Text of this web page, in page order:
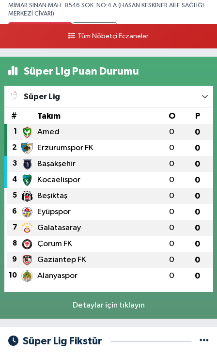
MİMAR SİNAN MAH. 8546 SOK. NO:4 A (HASAN KESKİNER AİLE SAĞLIĞI
MERKEZİ CİVARI)
Tüm Nöbetçi Eczaneler
Süper Lig Puan Durumu
Süper Lig
# Takım O P
1 Amed 0 0
2 Erzurumspor FK 0 0
3 Başakşehir 0 0
4 Kocaelispor 0 0
5 Beşiktaş 0 0
6 Eyüpspor 0 0
7 Galatasaray 0 0
8 Çorum FK 0 0
9 Gaziantep FK 0 0
10 Alanyaspor 0 0
Detaylar için tıklayın
Süper Lig Fikstür